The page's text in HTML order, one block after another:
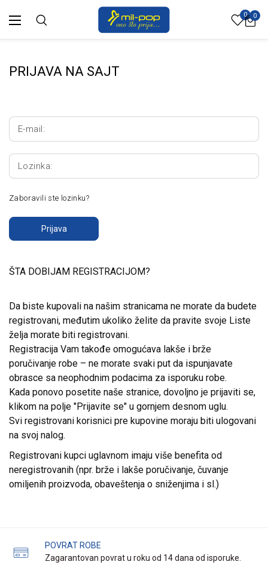
0 0
PRIJAVA NA SAJT
E-mail:
Lozinka:
Zaboravili ste lozinku?
Prijava
ŠTA DOBIJAM REGISTRACIJOM?
Da biste kupovali na našim stranicama ne morate da budete
registrovani, međutim ukoliko želite da pravite svoje Liste
želja morate biti registrovani.
Registracija Vam takođe omogućava lakše i brže
poručivanje robe – ne morate svaki put da ispunjavate
obrasce sa neophodnim podacima za isporuku robe.
Kada ponovo posetite naše stranice, dovoljno je prijaviti se,
klikom na polje "Prijavite se" u gornjem desnom uglu.
Svi registrovani korisnici pre kupovine moraju biti ulogovani
na svoj nalog.
Registrovani kupci uglavnom imaju više benefita od
neregistrovanih (npr. brže i lakše poručivanje, čuvanje
omiljenih proizvoda, obaveštenja o sniženjima i sl.)
POVRAT ROBE
Zagarantovan povrat u roku od 14 dana od isporuke.